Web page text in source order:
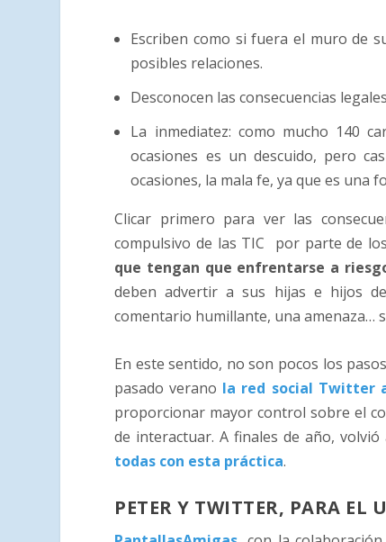
Escriben como si fuera el muro de
posibles relaciones.
Desconocen las consecuencias
La inmediatez: como mucho 140
ocasiones es un descuido, pero
ocasiones, la mala fe, ya que es una
Clicar primero para ver las
compulsivo de las TIC por parte de
que tengan que enfrentarse a
deben advertir a sus hijas e hijos
comentario humillante, una amenaza…
En este sentido, no son pocos los
pasado verano la red social Twitter
proporcionar mayor control sobre el
de interactuar. A finales de año, volvió
todas con esta práctica.
PETER Y TWITTER, PARA EL